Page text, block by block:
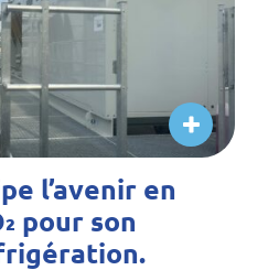
l’avenir en
pour son